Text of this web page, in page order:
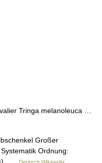
Tringa melanoleuca …
Großer
Ordnung: